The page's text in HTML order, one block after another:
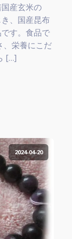
産玄米の
、国産昆布
す。食品で
、栄養にこだ
[…]
2024-04-20